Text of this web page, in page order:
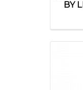
BY